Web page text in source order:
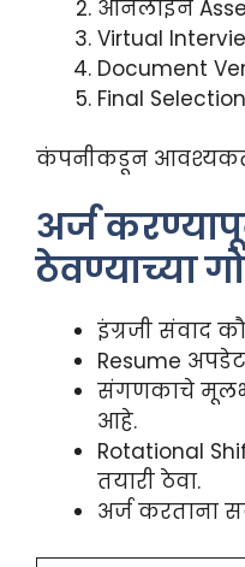
ऑनलाइन
Virtual
Document
Final Selection
कंपनीकडून
अर्ज
ठेवण्याच्या
इंग्रजी संवाद
Resume
संगणकाचे
आहे.
Rotational
तयारी ठेवा.
अर्ज करताना